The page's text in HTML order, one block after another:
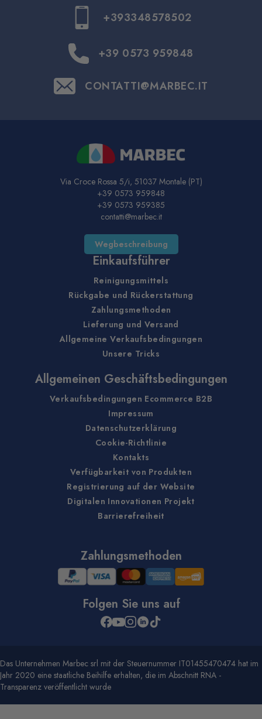
+393348578502
+39 0573 959848
CONTATTI@MARBEC.IT
Via Croce Rossa 5/i, 51037 Montale (PT)
+39 0573 959848
+39 0573 959385
contatti@marbec.it
Wegbeschreibung
Einkaufsführer
Reinigungsmittels
Rückgabe und Rückerstattung
Zahlungsmethoden
Lieferung und Versand
Allgemeine Verkaufsbedingungen
Unsere Tricks
Allgemeinen Geschäftsbedingungen
Verkaufsbedingungen Ecommerce B2B
Impressum
Datenschutzerklärung
Cookie-Richtlinie
Kontakts
Verfügbarkeit von Produkten
Registrierung auf der Website
Digitalen Innovationen Projekt
Barrierefreiheit
Zahlungsmethoden
Folgen Sie uns auf
Das Unternehmen Marbec srl mit der Steuernummer IT01455470474 hat im
Jahr 2020 eine staatliche Beihilfe erhalten, die im Abschnitt RNA -
Transparenz veröffentlicht wurde